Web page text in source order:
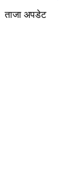
ताजा अपडेट